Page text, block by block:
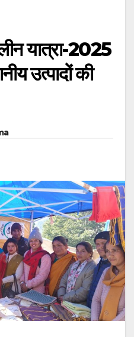
यात्रा-2025
उत्पादों की